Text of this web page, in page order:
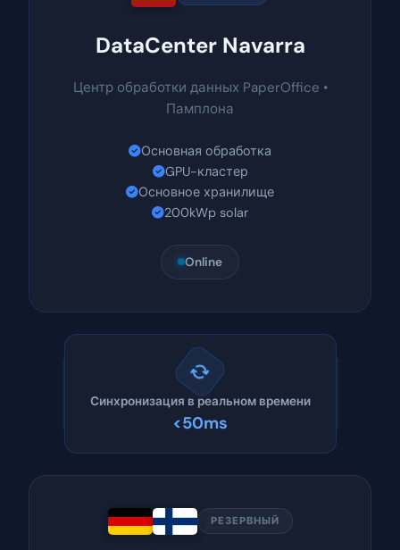
DataCenter Navarra
Центр обработки данных PaperOffice •
Памплона
Основная обработка
GPU-кластер
Основное хранилище
200kWp solar
Online
Синхронизация в реальном времени
<50ms
РЕЗЕРВНЫЙ